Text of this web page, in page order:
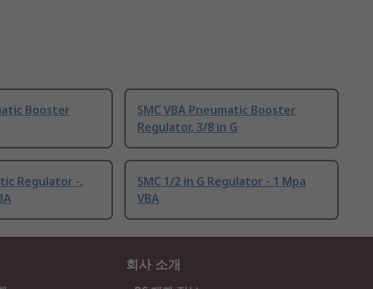
Booster
SMC VBA Pneumatic Booster
Regulator, 3/8 in G
Regulator -,
SMC 1/2 in G Regulator - 1 Mpa
VBA
회사 소개